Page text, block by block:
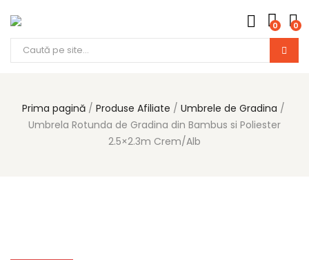
0 0
Prima pagină Produse Afiliate
Umbrele de Gradina
Umbrela Rotunda de Gradina din Bambus si Poliester
2.5×2.3m Crem/Alb